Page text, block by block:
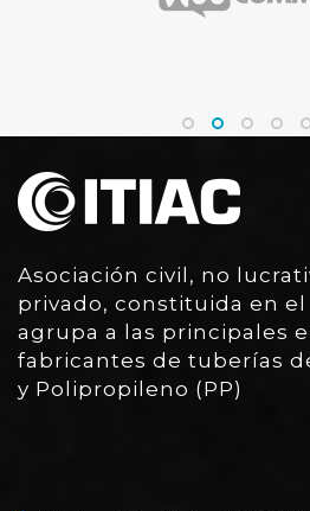
Asociación civil, no
privado, constituida en el
agrupa a las principales
fabricantes de tuberías
y Polipropileno (PP)